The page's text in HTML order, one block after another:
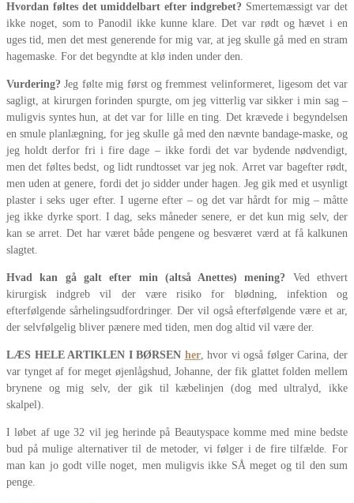
Hvordan føltes det umiddelbart efter indgrebet? Smertemæssigt var det
ikke noget, som to Panodil ikke kunne klare. Det var rødt og hævet i en
uges tid, men det mest generende for mig var, at jeg skulle gå med en stram
hagemaske. For det begyndte at klø inden under den.
Vurdering?Jeg følte mig først og fremmest velinformeret, ligesom det var
sagligt, at kirurgen forinden spurgte, om jeg vitterlig var sikker i min sag –
muligvis syntes hun, at det var for lille en ting. Det krævede i begyndelsen
en smule planlægning, for jeg skulle gå med den nævnte bandage-maske, og
jeg holdt derfor fri i fire dage – ikke fordi det var bydende nødvendigt,
men det føltes bedst, og lidt rundtosset var jeg nok. Arret var bagefter rødt,
men uden at genere, fordi det jo sidder under hagen. Jeg gik med et usynligt
plaster i seks uger efter. I ugerne efter – og det var hårdt for mig – måtte
jeg ikke dyrke sport. I dag, seks måneder senere, er det kun mig selv, der
kan se arret. Det har været både pengene og besværet værd at få kalkunen
slagtet.
Hvad kan gå galt efter min (altså Anettes) mening? Ved ethvert
kirurgisk indgreb vil der være risiko for blødning, infektion og
efterfølgende sårhelingsudfordringer. Der vil også efterfølgende være et ar,
der selvfølgelig bliver pænere med tiden, men dog altid vil være der.
LÆS HELE ARTIKLEN I BØRSEN her, hvor vi også følger Carina, der
var tynget af for meget øjenlågshud, Johanne, der fik glattet folden mellem
brynene og mig selv, der gik til kæbelinjen (dog med ultralyd, ikke
skalpel).
I løbet af uge 32 vil jeg herinde på Beautyspace komme med mine bedste
bud på mulige alternativer til de metoder, vi følger i de fire tilfælde. For
man kan jo godt ville noget, men muligvis ikke SÅ meget og til den sum
penge.